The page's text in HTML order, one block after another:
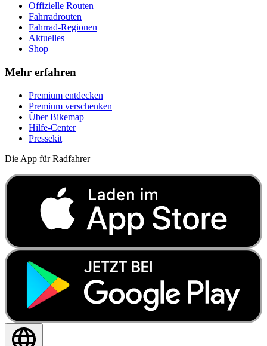
Offizielle Routen
Fahrradrouten
Fahrrad-Regionen
Aktuelles
Shop
Mehr erfahren
Premium entdecken
Premium verschenken
Über Bikemap
Hilfe-Center
Pressekit
Die App für Radfahrer